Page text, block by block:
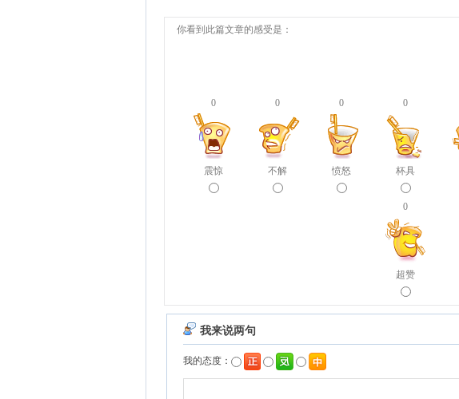
你看到此篇文章的感受是：
0
震惊
0
不解
0
愤怒
0
杯具
0
超赞